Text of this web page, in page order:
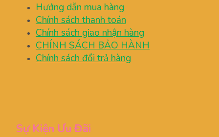
Hướng dẫn mua hàng
Chính sách thanh toán
Chính sách giao nhận hàng
CHÍNH SÁCH BẢO HÀNH
Chính sách đổi trả hàng
Sự Kiện Ưu Đãi